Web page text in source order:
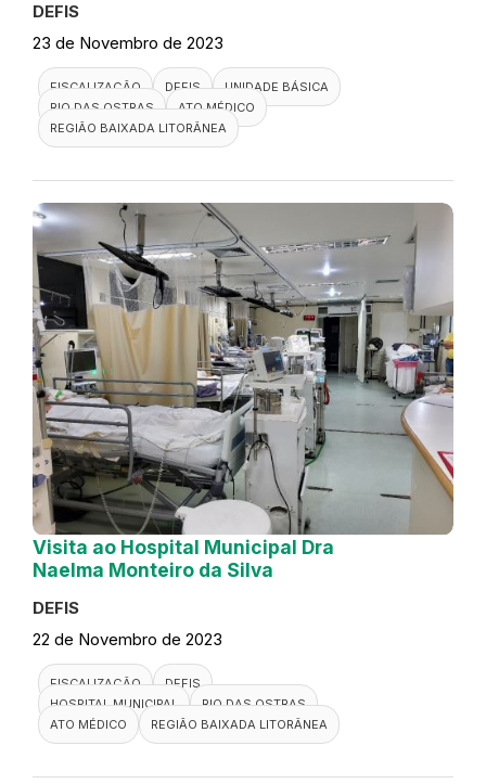
DEFIS
23 de Novembro de 2023
FISCALIZAÇÃO DEFIS
UNIDADE BÁSICA
RIO DAS OSTRAS
ATO MÉDICO
REGIÃO BAIXADA LITORÂNEA
Visita ao Hospital Municipal Dra
Naelma Monteiro da Silva
DEFIS
22 de Novembro de 2023
FISCALIZAÇÃO
DEFIS
HOSPITAL MUNICIPAL
RIO DAS OSTRAS
ATO MÉDICO
REGIÃO BAIXADA LITORÂNEA